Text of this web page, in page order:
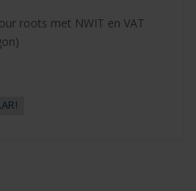
roots met NWIT en VAT